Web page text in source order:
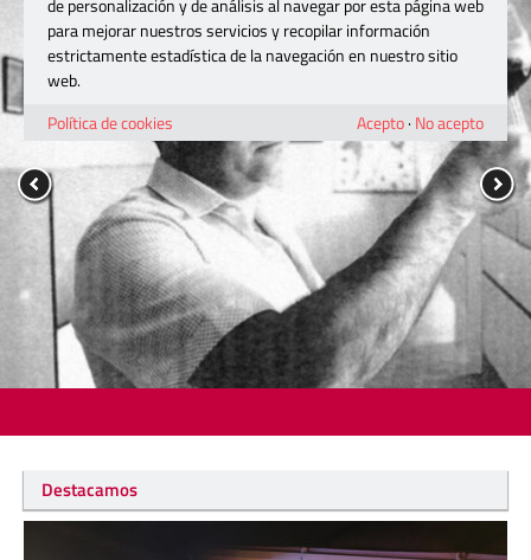
Destacamos
de personalización y de análisis al navegar por esta página web
para mejorar nuestros servicios y recopilar información
estrictamente estadística de la navegación en nuestro sitio
web.
Política de cookies
Acepto· No acepto